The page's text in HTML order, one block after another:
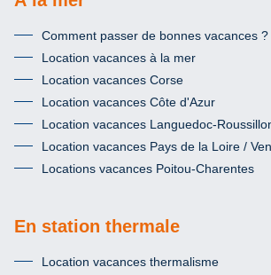
Comment passer de bonnes vacances ?
Location vacances à la mer
Location vacances Corse
Location vacances Côte d'Azur
Location vacances Languedoc-
Location vacances Pays de la Loire /
Locations vacances Poitou-Charentes
En station thermale
Location vacances thermalisme